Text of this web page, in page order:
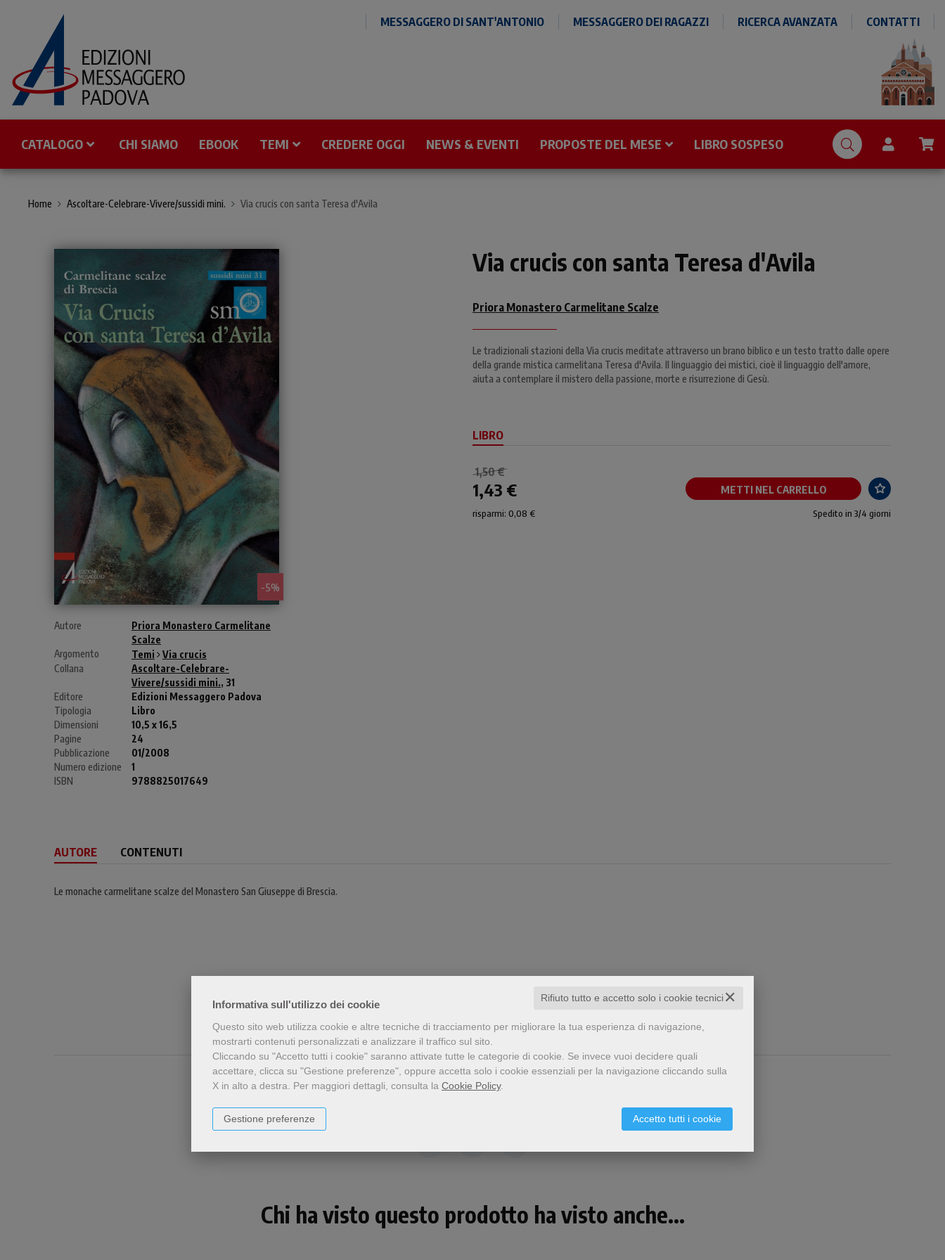
Informativa sull'utilizzo dei cookie ✕
Rifiuto tutto e accetto solo i cookie tecnici
Questo sito web utilizza cookie e altre tecniche di tracciamento per migliorare la tua esperienza di navigazione,
mostrarti contenuti personalizzati e analizzare il traffico sul sito.
Cliccando su "Accetto tutti i cookie" saranno attivate tutte le categorie di cookie. Se invece vuoi decidere quali
accettare, clicca su "Gestione preferenze", oppure accetta solo i cookie essenziali per la navigazione cliccando sulla
X in alto a destra. Per maggiori dettagli, consulta la Cookie Policy.
Accetto tutti i cookie
Gestione preferenze
MESSAGGERO DI SANT'ANTONIO MESSAGGERO DEI RAGAZZI RICERCA AVANZATA CONTATTI
CATALOGO CHI SIAMO EBOOK TEMI CREDERE OGGI NEWS & EVENTI PROPOSTE DEL MESE LIBRO SOSPESO
Home Ascoltare-Celebrare-Vivere/sussidi mini. Via crucis con santa Teresa d'Avila
- 5%
Autore
Priora Monastero Carmelitane
Scalze
Argomento
Temi
Via crucis
Collana
Ascoltare-Celebrare-
Vivere/sussidi mini., 31
Editore
Edizioni Messaggero Padova
Tipologia
Libro
Dimensioni
10,5 x 16,5
Pagine
24
Pubblicazione
01/2008
Numero edizione
1
ISBN
9788825017649
Via crucis con santa Teresa d'Avila
Priora Monastero Carmelitane Scalze
Le tradizionali stazioni della Via crucis meditate attraverso un brano biblico e un testo tratto dalle opere
della grande mistica carmelitana Teresa d'Avila. Il linguaggio dei mistici, cioè il linguaggio dell'amore,
aiuta a contemplare il mistero della passione, morte e risurrezione di Gesù.
LIBRO
1,50 €
1,43 € METTI NEL CARRELLO
risparmi: 0,08 € Spedito in 3/4 giorni
AUTORE CONTENUTI
Le monache carmelitane scalze del Monastero San Giuseppe di Brescia.
Chi ha visto questo prodotto ha visto anche...